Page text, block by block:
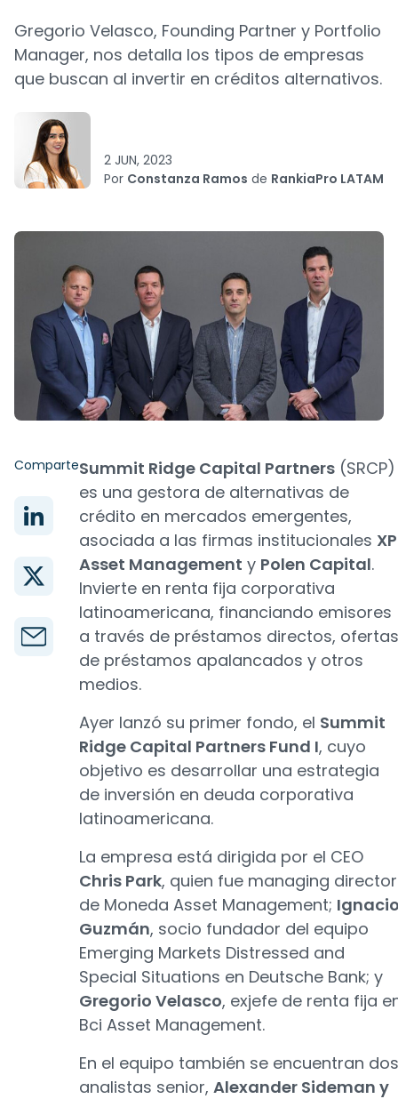
Gregorio Velasco, Founding Partner y Portfolio
Manager, nos detalla los tipos de empresas
que buscan al invertir en créditos alternativos.
2 JUN, 2023
Por Constanza Ramos de RankiaPro LATAM
ComparteSummit Ridge Capital Partners (SRCP)
es una gestora de alternativas de
crédito en mercados emergentes,
asociada a las firmas institucionales XP
Asset Management y Polen Capital.
Invierte en renta fija corporativa
latinoamericana, financiando emisores
a través de préstamos directos, ofertas
de préstamos apalancados y otros
medios.
Ayer lanzó su primer fondo, el Summit
Ridge Capital Partners Fund I, cuyo
objetivo es desarrollar una estrategia
de inversión en deuda corporativa
latinoamericana.
La empresa está dirigida por el CEO
Chris Park, quien fue managing director
de Moneda Asset Management;
Guzmán, socio fundador del equipo
Emerging Markets Distressed and
Special Situations en Deutsche Bank; y
Gregorio Velasco, exjefe de renta fija
Bci Asset Management.
En el equipo también se encuentran dos
analistas senior, Alexander Sideman y